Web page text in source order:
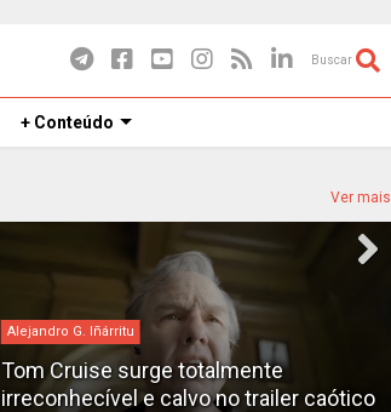
Buscar
+ Conteúdo
Ver mais
Alejandro G. Iñárritu
Tom Cruise surge totalmente
irreconhecível e calvo no trailer caótico